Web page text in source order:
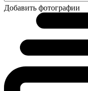
Добавить фотографии